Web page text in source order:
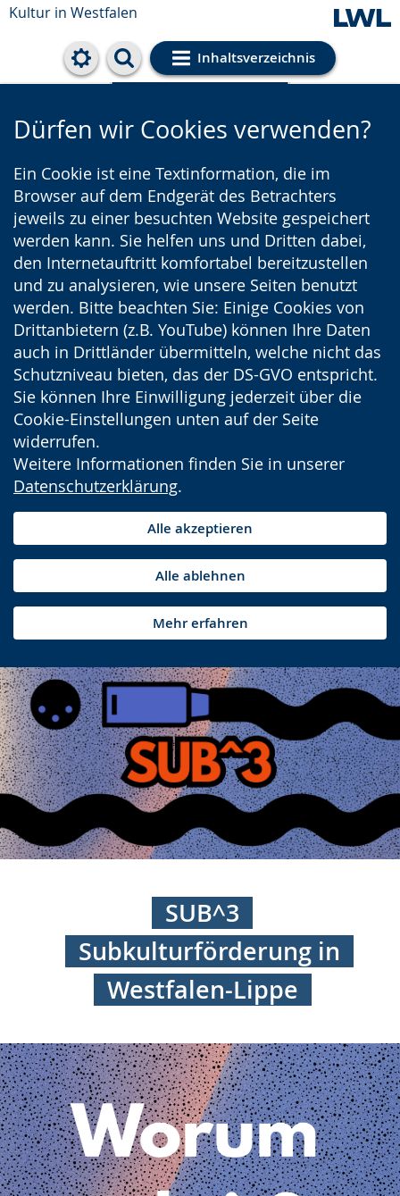
Kultur in Westfalen
Inhaltsverzeichnis
Cookie-Einstellungen
Dürfen wir Cookies verwenden?
Ein Cookie ist eine Textinformation, die im
Browser auf dem Endgerät des Betrachters
jeweils zu einer besuchten Website gespeichert
werden kann. Sie helfen uns und Dritten dabei,
den Internetauftritt komfortabel bereitzustellen
und zu analysieren, wie unsere Seiten benutzt
werden. Bitte beachten Sie: Einige Cookies von
Drittanbietern (z.B. YouTube) können Ihre Daten
auch in Drittländer übermitteln, welche nicht das
Schutzniveau bieten, das der DS-GVO entspricht.
Sie können Ihre Einwilligung jederzeit über die
Cookie-Einstellungen unten auf der Seite
widerrufen.
Weitere Informationen finden Sie in unserer
Datenschutzerklärung.
Alle akzeptieren
Alle ablehnen
Mehr erfahren
SUB^3
Subkulturförderung in
Westfalen-Lippe